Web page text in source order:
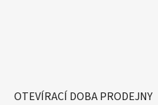
OTEVÍRACÍ DOBA PRODEJNY